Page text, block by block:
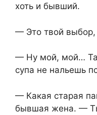
хоть и бывший.
— Это твой
— Ну мой, мой…
супа не нальешь
— Какая старая
бывшая жена. —